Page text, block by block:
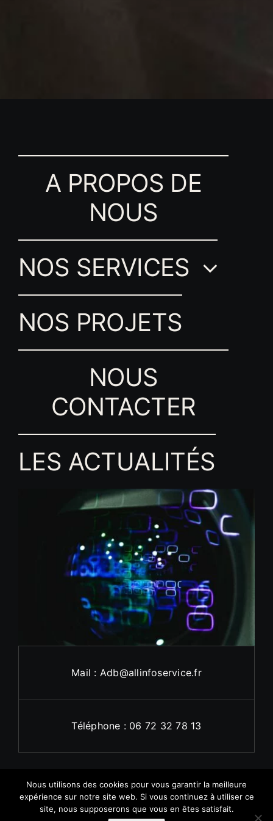
A PROPOS DE
NOUS
NOS SERVICES
NOS PROJETS
NOUS
CONTACTER
LES ACTUALITÉS
Mail : Adb@allinfoservice.fr
Téléphone : 06 72 32 78 13
Nous utilisons des cookies pour vous garantir la meilleure
expérience sur notre site web. Si vous continuez à utiliser ce
site, nous supposerons que vous en êtes satisfait.